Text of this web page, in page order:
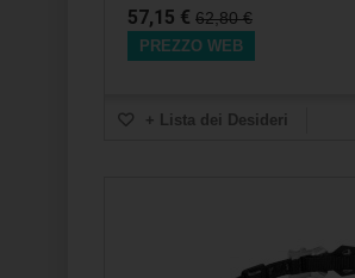
57,15 € 62,80 €
PREZZO WEB
+ Lista dei Desideri